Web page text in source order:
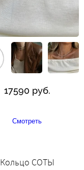
17590 руб.
Смотреть
Кольцо СОТЫ